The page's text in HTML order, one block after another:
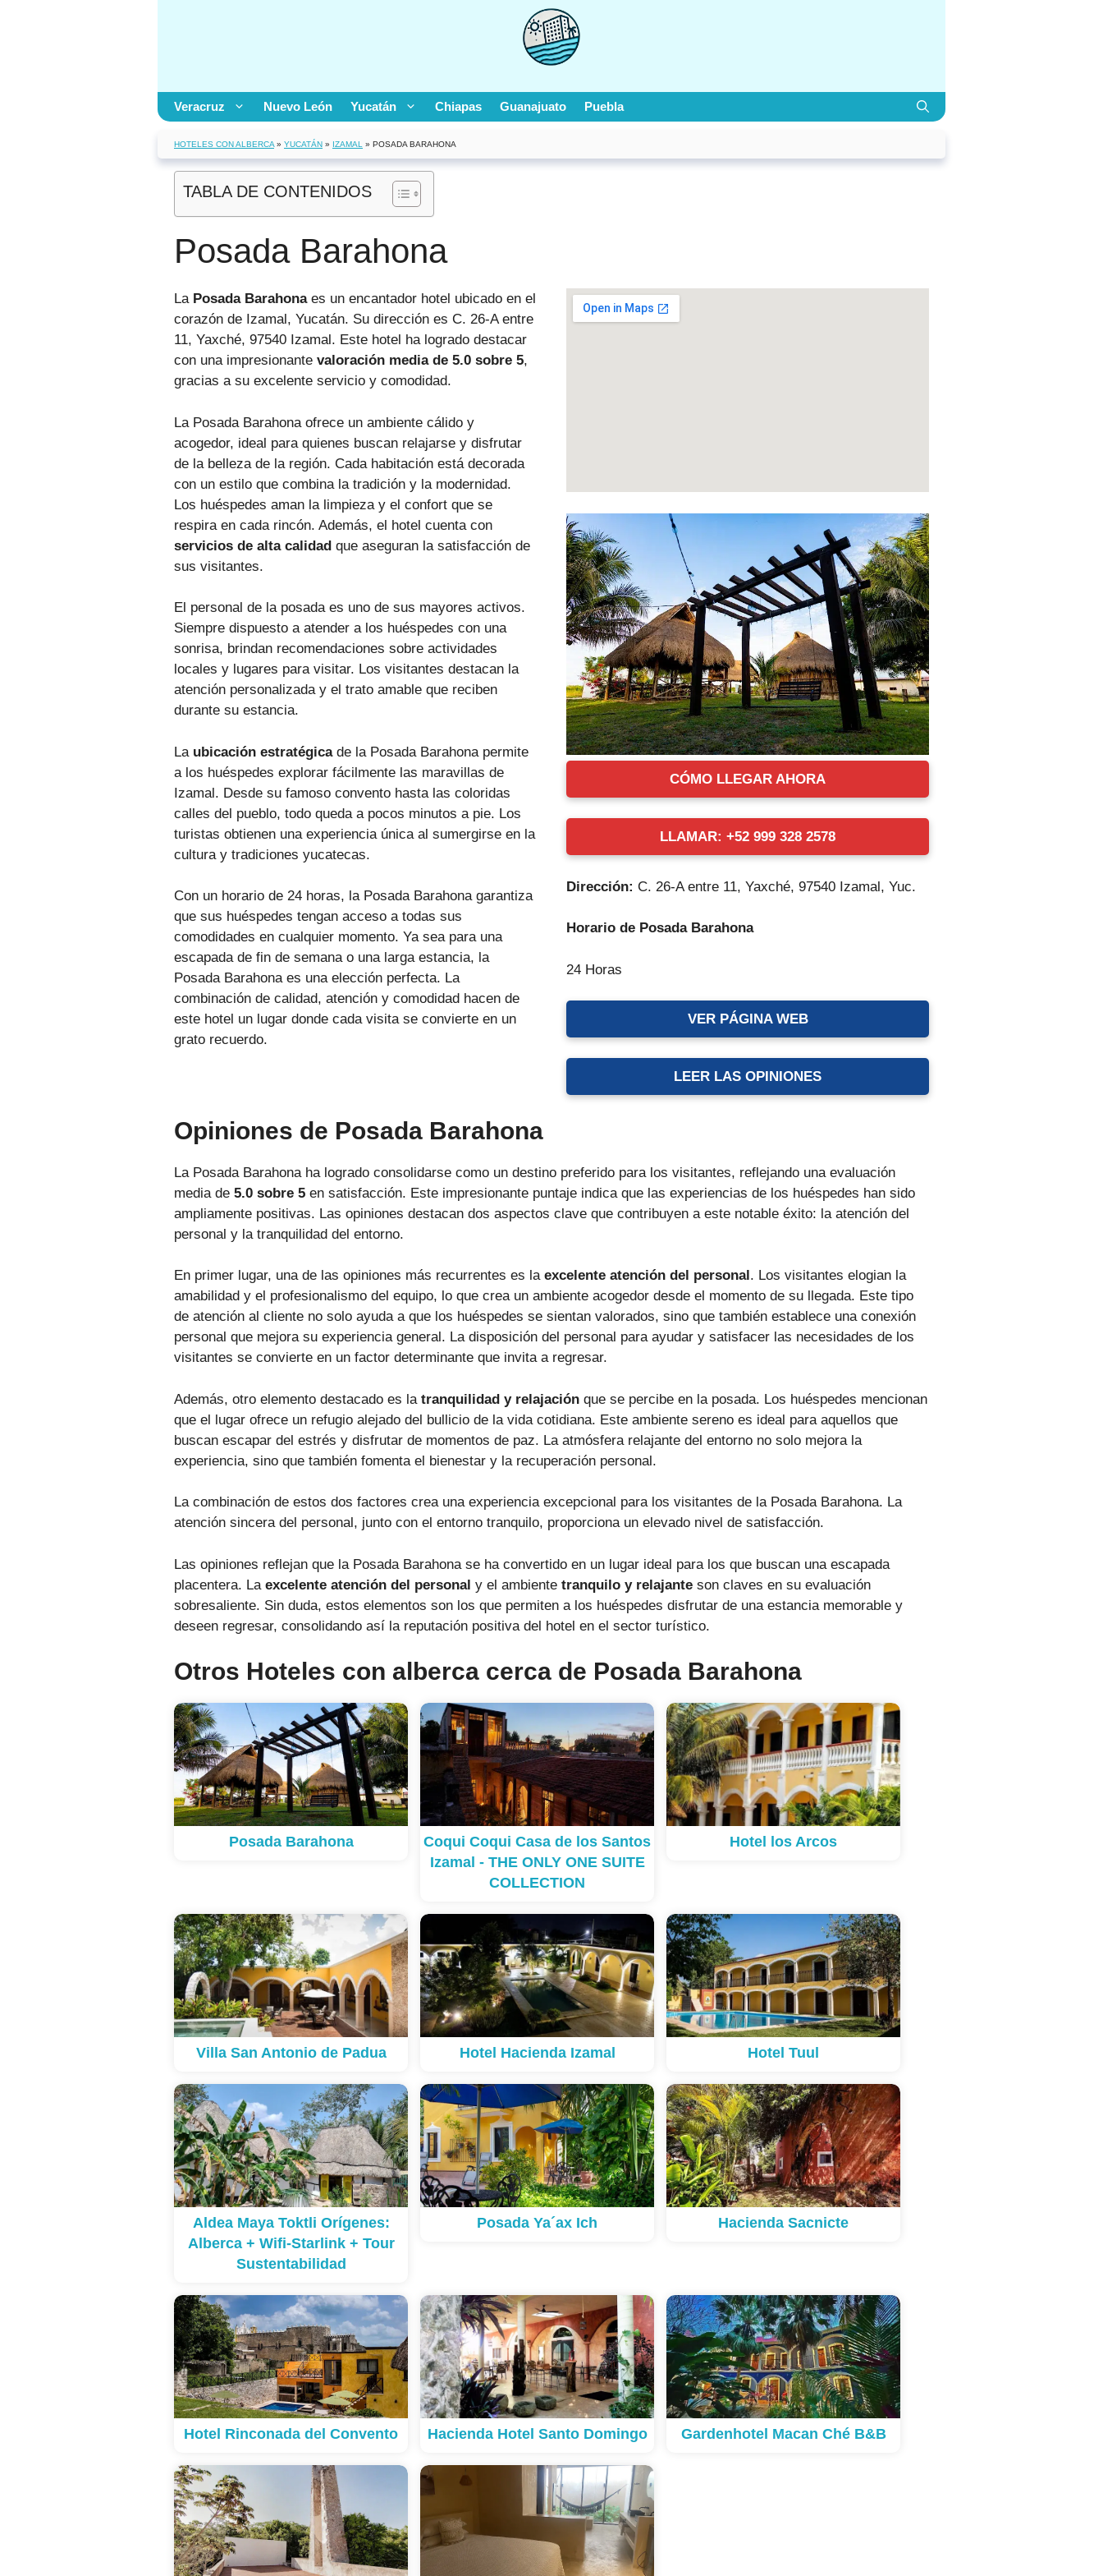
Veracruz Nuevo León Yucatán Chiapas Guanajuato Puebla
HOTELES CON ALBERCA » YUCATÁN » IZAMAL » POSADA BARAHONA
TABLA DE CONTENIDOS
Posada Barahona
La Posada Barahonaes un encantador hotel ubicado en el
corazón de Izamal, Yucatán. Su dirección es C. 26-A entre
11, Yaxché, 97540 Izamal. Este hotel ha logrado destacar
con una impresionante valoración media de 5.0 sobre 5,
gracias a su excelente servicio y comodidad.
La Posada Barahona ofrece un ambiente cálido y
acogedor, ideal para quienes buscan relajarse y disfrutar
de la belleza de la región. Cada habitación está decorada
con un estilo que combina la tradición y la modernidad.
Los huéspedes aman la limpieza y el confort que se
respira en cada rincón. Además, el hotel cuenta con
servicios de alta calidad que aseguran la satisfacción de
sus visitantes.
El personal de la posada es uno de sus mayores activos.
Siempre dispuesto a atender a los huéspedes con una
sonrisa, brindan recomendaciones sobre actividades
locales y lugares para visitar. Los visitantes destacan la
atención personalizada y el trato amable que reciben
durante su estancia.
La ubicación estratégicade la Posada Barahona permite
a los huéspedes explorar fácilmente las maravillas de
Izamal. Desde su famoso convento hasta las coloridas
calles del pueblo, todo queda a pocos minutos a pie. Los
turistas obtienen una experiencia única al sumergirse en la
cultura y tradiciones yucatecas.
Con un horario de 24 horas, la Posada Barahona garantiza
que sus huéspedes tengan acceso a todas sus
comodidades en cualquier momento. Ya sea para una
escapada de fin de semana o una larga estancia, la
Posada Barahona es una elección perfecta. La
combinación de calidad, atención y comodidad hacen de
este hotel un lugar donde cada visita se convierte en un
grato recuerdo.
CÓMO LLEGAR AHORA
LLAMAR: +52 999 328 2578
Dirección:C. 26-A entre 11, Yaxché, 97540 Izamal, Yuc.
Horario de Posada Barahona
24 Horas
VER PÁGINA WEB
LEER LAS OPINIONES
Opiniones de Posada Barahona
La Posada Barahona ha logrado consolidarse como un destino preferido para los visitantes, reflejando una evaluación
media de 5.0 sobre 5 en satisfacción. Este impresionante puntaje indica que las experiencias de los huéspedes han sido
ampliamente positivas. Las opiniones destacan dos aspectos clave que contribuyen a este notable éxito: la atención del
personal y la tranquilidad del entorno.
En primer lugar, una de las opiniones más recurrentes es la excelente atención del personal . Los visitantes elogian la
amabilidad y el profesionalismo del equipo, lo que crea un ambiente acogedor desde el momento de su llegada. Este tipo
de atención al cliente no solo ayuda a que los huéspedes se sientan valorados, sino que también establece una conexión
personal que mejora su experiencia general. La disposición del personal para ayudar y satisfacer las necesidades de los
visitantes se convierte en un factor determinante que invita a regresar.
Además, otro elemento destacado es la tranquilidad y relajación que se percibe en la posada. Los huéspedes mencionan
que el lugar ofrece un refugio alejado del bullicio de la vida cotidiana. Este ambiente sereno es ideal para aquellos que
buscan escapar del estrés y disfrutar de momentos de paz. La atmósfera relajante del entorno no solo mejora la
experiencia, sino que también fomenta el bienestar y la recuperación personal.
La combinación de estos dos factores crea una experiencia excepcional para los visitantes de la Posada Barahona. La
atención sincera del personal, junto con el entorno tranquilo, proporciona un elevado nivel de satisfacción.
Las opiniones reflejan que la Posada Barahona se ha convertido en un lugar ideal para los que buscan una escapada
placentera. La excelente atención del personal y el ambiente tranquilo y relajante son claves en su evaluación
sobresaliente. Sin duda, estos elementos son los que permiten a los huéspedes disfrutar de una estancia memorable y
deseen regresar, consolidando así la reputación positiva del hotel en el sector turístico.
Otros Hoteles con alberca cerca de Posada Barahona
Posada Barahona
Coqui Coqui Casa de los Santos
Izamal - THE ONLY ONE SUITE
COLLECTION
Hotel los Arcos
Villa San Antonio de Padua Hotel Hacienda Izamal Hotel Tuul
Aldea Maya Toktli Orígenes:
Alberca + Wifi-Starlink + Tour
Sustentabilidad
Posada Ya´ax Ich Hacienda Sacnicte
Hotel Rinconada del Convento Hacienda Hotel Santo Domingo Gardenhotel Macan Ché B&B